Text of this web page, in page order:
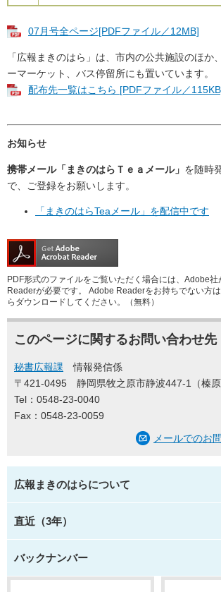
07月号全ページ[PDFファイル／12MB]
「広報まきのはら」は、市内の公共施設のほか
ーマーケット、バス停留所にも置いています。
配布先一覧はこちら [PDFファイル／
お知らせ
携帯メール「まきのはらＴｅａメール」 を随時
で、ご登録をお願いします。
「まきのはらTeaメール」を配信中です
PDF形式のファイルをご覧いただく場合には、Adobe
Readerが必要です。
Adobe Readerをお持ちでない方
らダウンロードしてください。（無料）
このページに関するお問い合わせ先
秘書広報課
情報発信係
〒421-0495
静岡県牧之原市静波447-1（榛原
Tel：0548-23-0040
Fax：0548-23-0059
メールでのお
広報まきのはらについて
直近（3年）
バックナンバー